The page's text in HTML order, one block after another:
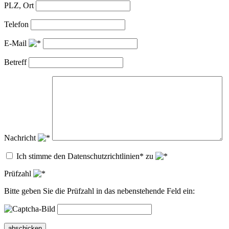
PLZ, Ort
Telefon
E-Mail
Betreff
Nachricht
Ich stimme den Datenschutzrichtlinien* zu
Prüfzahl
Bitte geben Sie die Prüfzahl in das nebenstehende Feld ein: